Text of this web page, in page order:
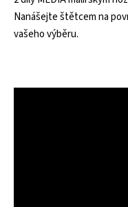
Nanášejte štětcem na
vašeho výběru.